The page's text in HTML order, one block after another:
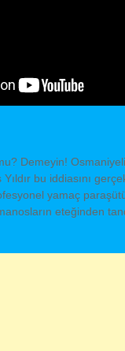
Demeyin!
bu iddiasını
yamaç
eteğinden